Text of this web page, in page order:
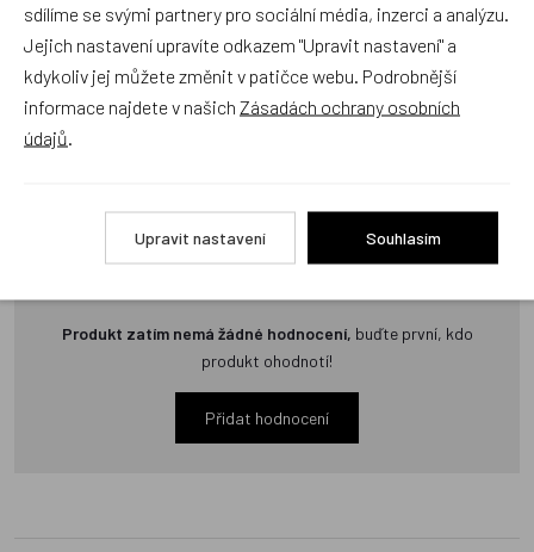
neověřuje.
Zatím zde nejsou žádné dotazy. Buďte první, kdo se zeptá!
Produkt zatím nemá žádné hodnocení, buďte první, kdo
produkt ohodnotí!
Přidat hodnocení
sdílíme se svými partnery pro sociální média, inzerci a analýzu.
Jejich nastavení upravíte odkazem "Upravit nastavení" a
kdykoliv jej můžete změnit v patičce webu. Podrobnější
informace najdete v našich Zásadách ochrany osobních
údajů
Upravit nastavení Souhlasím